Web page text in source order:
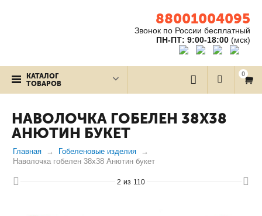
88001004095
Звонок по России бесплатный
ПН-ПТ: 9:00-18:00 (мск)
КАТАЛОГ
ТОВАРОВ
0
НАВОЛОЧКА ГОБЕЛЕН 38Х38
АНЮТИН БУКЕТ
Главная
Гобеленовые изделия
Наволочка гобелен 38х38 Анютин букет
2 из 110